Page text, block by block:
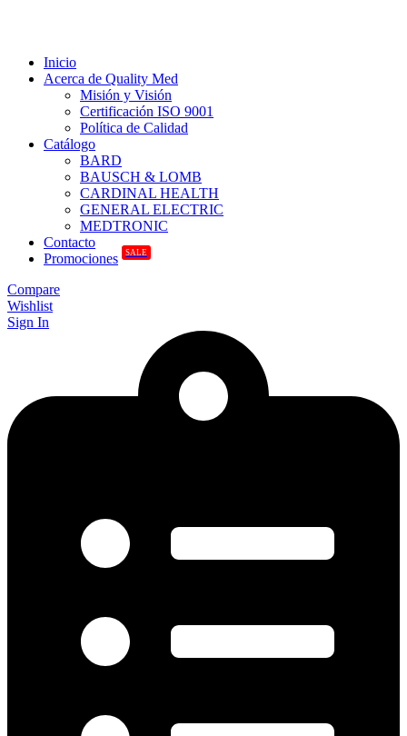
Inicio
Acerca de Quality Med
Misión y Visión
Certificación ISO 9001
Política de Calidad
Catálogo
BARD
BAUSCH & LOMB
CARDINAL HEALTH
GENERAL ELECTRIC
MEDTRONIC
Contacto
Promociones
SALE
Compare
Wishlist
Sign In